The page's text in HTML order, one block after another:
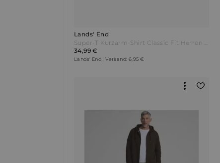
Lands' End
Super-T Kurzarm-Shirt Classic Fit Herren Rot by Lands' End
34,99 €
Lands' End | Versand: 6,95 €